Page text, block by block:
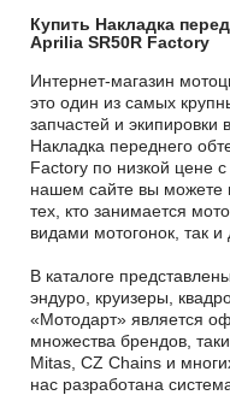
Купить Накладка
Aprilia SR50R Factory
Интернет-магазин
это один из самых
запчастей и
Накладка переднего
Factory по низкой цене
нашем сайте вы можете
тех, кто занимается
видами мотогонок, так
В каталоге
эндуро, круизеры,
«Мотодарт» является
множества брендов,
Mitas, CZ Chains и
нас разработана